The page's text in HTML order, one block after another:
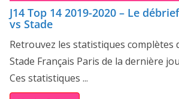
J14 Top 14 2019-2020 – Le
vs Stade
Retrouvez les statistiques complètes
Stade Français Paris de la dernière
Ces statistiques ...